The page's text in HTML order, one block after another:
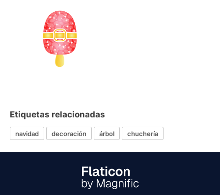
Etiquetas relacionadas
navidad decoración árbol chuchería